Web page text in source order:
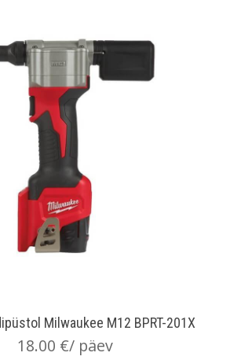
Milwaukee M12 BPRT-201X
18.00 €/ päev